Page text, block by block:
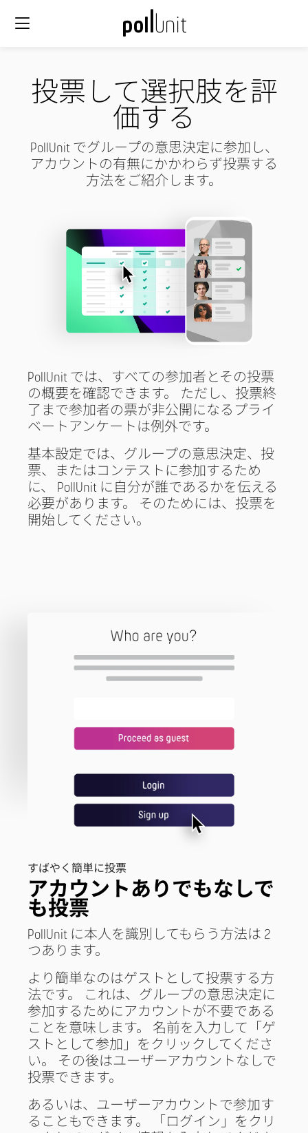
投票して選択肢を評
価する
PollUnit でグループの意思決定に参加し、
アカウントの有無にかかわらず投票する
方法をご紹介します。
PollUnit では、すべての参加者とその投票
の概要を確認できます。 ただし、投票終
了まで参加者の票が非公開になるプライ
ベートアンケートは例外です。
基本設定では、グループの意思決定、投
票、またはコンテストに参加するため
に、 PollUnit に自分が誰であるかを伝える
必要があります。 そのためには、投票を
開始してください。
すばやく簡単に投票
アカウントありでもなしで
も投票
PollUnit に本人を識別してもらう方法は 2
つあります。
より簡単なのはゲストとして投票する方
法です。 これは、グループの意思決定に
参加するためにアカウントが不要である
ことを意味します。 名前を入力して「ゲ
ストとして参加」をクリックしてくださ
い。 その後はユーザーアカウントなしで
投票できます。
あるいは、ユーザーアカウントで参加す
ることもできます。 「ログイン」をクリ